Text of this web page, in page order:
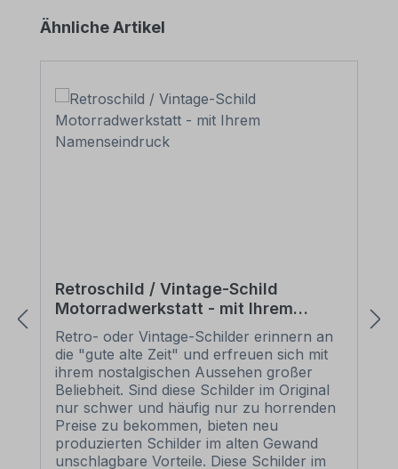
Produktgalerie überspringen
Ähnliche Artikel
Retroschild / Vintage-Schild
Motorradwerkstatt - mit Ihrem
Namenseindruck
Retro- oder Vintage-Schilder erinnern an
die "gute alte Zeit" und erfreuen sich mit
ihrem nostalgischen Aussehen großer
Beliebheit. Sind diese Schilder im Original
nur schwer und häufig nur zu horrenden
Preise zu bekommen, bieten neu
produzierten Schilder im alten Gewand
unschlagbare Vorteile. Diese Schilder im